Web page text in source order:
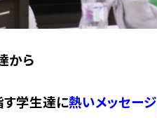
から
学生達に熱いメッセージ